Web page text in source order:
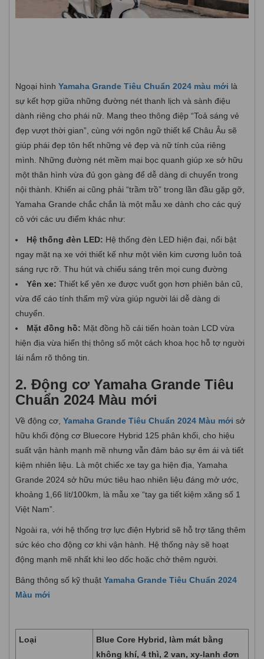
Ngoại hình Yamaha Grande Tiêu Chuẩn 2024 màu mới là
sự kết hợp giữa những đường nét thanh lịch và sành điệu
dành riêng cho phái nữ. Mang theo thông điệp “Toả sáng vẻ
đẹp vượt thời gian”, cùng với ngôn ngữ thiết kế Châu Âu sẽ
giúp phái đẹp tôn hết những vẻ đẹp và nữ tính của riêng
mình. Những đường nét mềm mại bọc quanh giúp xe sở hữu
một thân hình vừa đủ gọn gàng để dễ dàng di chuyển trong
nội thành. Khiến ai cũng phải “trầm trồ” trong lần đầu gặp gỡ,
Yamaha Grande chắc chắn là một mẫu xe dành cho các quý
cô với các ưu điểm khác như:
Hệ thống đèn LED: Hệ thống đèn LED hiện đại, nổi bật
ngay mặt nạ xe với thiết kế như một viên kim cương luôn toả
sáng rực rỡ. Thu hút và chiếu sáng trên mọi cung đường
Yên xe: Thiết kế yên xe được vuốt gọn hơn phiên bản cũ,
vừa để cáo tính thẩm mỹ vừa giúp người lái dễ dàng di
chuyển.
Mặt đồng hồ: Mặt đồng hồ cải tiến hoàn toàn LCD vừa
hiện địa vừa hiển thị thông số một cách khoa học hỗ tợ người
lái nắm rõ thông tin.
2. Động cơ Yamaha Grande Tiêu
Chuẩn 2024 Màu mới
Về động cơ, Yamaha Grande Tiêu Chuẩn 2024 Màu mới sở
hữu khối động cơ Bluecore Hybrid 125 phân khối, cho hiệu
suất vận hành mạnh mẽ nhưng vẫn đảm bảo sự êm ái và tiết
kiệm nhiên liệu. Là một chiếc xe tay ga hiện địa, Yamaha
Grande 2024 sở hữu mức tiêu hao nhiên liệu đáng mở ước,
khoảng 1,66 lít/100km, là mẫu xe “tay ga tiết kiệm xăng số 1
Việt Nam”.
Ngoài ra, với hệ thống trợ lực điện Hybrid sẽ hỗ trợ tăng thêm
sức kéo cho động cơ khi vận hành. Hệ thống này sẽ hoạt
động mạnh mẽ nhất khi leo dốc hoặc chở thêm người.
Bảng thông số kỹ thuật Yamaha Grande Tiêu Chuẩn 2024
Màu mới
Loại
Blue Core Hybrid, làm mát bằng
không khí, 4 thì, 2 van, xy-lanh đơn